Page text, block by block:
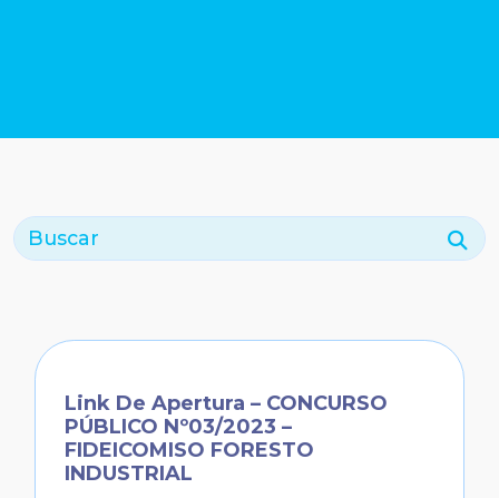
Buscar
Link De Apertura – CONCURSO
PÚBLICO Nº03/2023 –
FIDEICOMISO FORESTO
INDUSTRIAL